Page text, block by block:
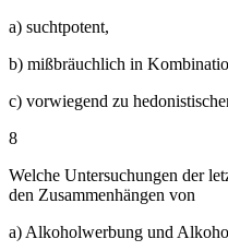
a) suchtpotent,
b) mißbräuchlich in
c) vorwiegend zu
8
Welche Untersuchungen der
den Zusammenhängen von
a) Alkoholwerbung und